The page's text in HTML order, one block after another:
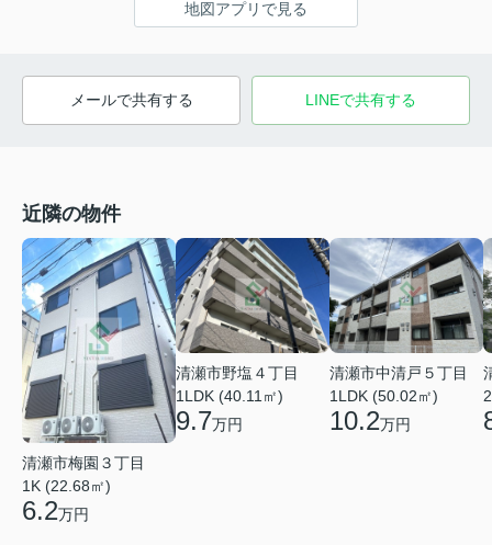
地図アプリで見る
メールで共有する LINEで共有する
近隣の物件
清瀬市梅園３丁目
1K (22.68㎡)
6.2万円
清瀬市野塩４丁目
1LDK (40.11㎡)
9.7万円
清瀬市中清戸５丁目
1LDK (50.02㎡)
10.2万円